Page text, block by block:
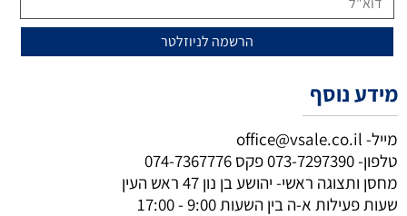
מידע נוסף
מייל- office@vsale.co.il
טלפון-073-7297390פקס 074-7367776
מחסן ותצוגה ראשי- יהושע בן נון 47 ראש העין
שעות פעילות א-ה בין השעות 9:00 - 17:00